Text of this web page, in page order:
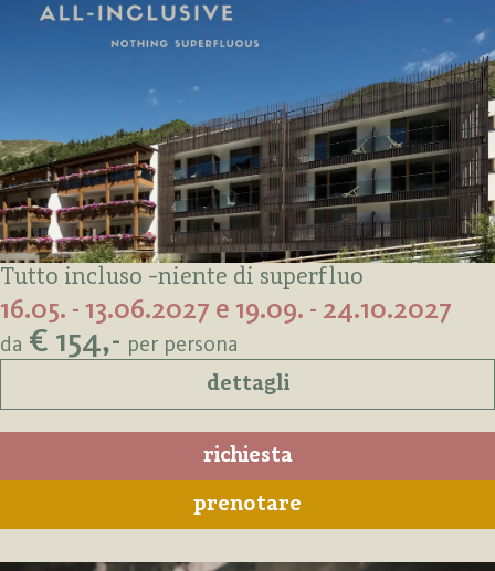
Tutto incluso -niente di superfluo
16.05. - 13.06.2027 e 19.09. - 24.10.2027
da € 154,- per persona
dettagli
richiesta
prenotare